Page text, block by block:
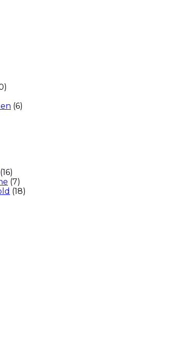
(6)
(16)
(7)
(18)